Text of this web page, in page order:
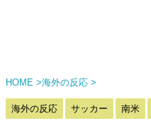
HOME >海外の反応 >
海外の反応 サッカー 南米